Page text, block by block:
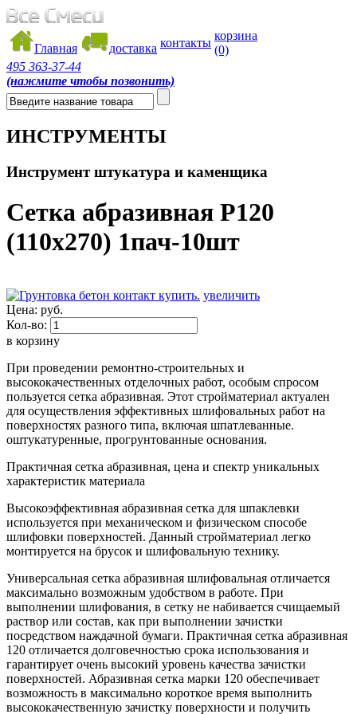
Главная доставка контакты
корзина
(0)
495 363-37-44
(нажмите чтобы позвонить)
ИНСТРУМЕНТЫ
Инструмент штукатура и каменщика
Сетка абразивная Р120
(110х270) 1пач-10шт
увеличить
Цена: руб.
Кол-во:
в корзину
При проведении ремонтно-строительных и
высококачественных отделочных работ, особым спросом
пользуется сетка абразивная. Этот стройматериал актуален
для осуществления эффективных шлифовальных работ на
поверхностях разного типа, включая шпатлеванные.
оштукатуренные, прогрунтованные основания.
Практичная сетка абразивная, цена и спектр уникальных
характеристик материала
Высокоэффективная абразивная сетка для шпаклевки
используется при механическом и физическом способе
шлифовки поверхностей. Данный стройматериал легко
монтируется на брусок и шлифовальную технику.
Универсальная сетка абразивная шлифовальная отличается
максимально возможным удобством в работе. При
выполнении шлифования, в сетку не набивается счищаемый
раствор или состав, как при выполнении зачистки
посредством наждачной бумаги. Практичная сетка абразивная
120 отличается долговечностью срока использования и
гарантирует очень высокий уровень качества зачистки
поверхностей. Абразивная сетка марки 120 обеспечивает
возможность в максимально короткое время выполнить
высококачественную зачистку поверхности и получить